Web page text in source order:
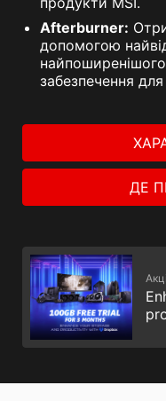
Afterburner:
допомогою
забезпечення
ДЕ